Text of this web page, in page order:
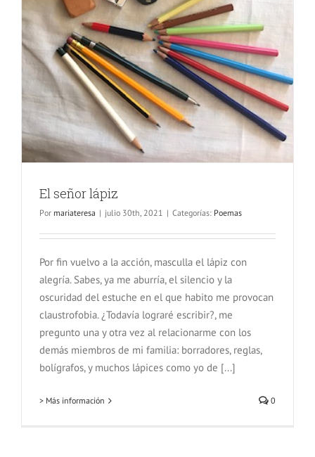
El señor lápiz
Por mariateresa | julio 30th, 2021 | Categorías: Poemas
Por fin vuelvo a la acción, masculla el lápiz con
alegría. Sabes, ya me aburría, el silencio y la
oscuridad del estuche en el que habito me provocan
claustrofobia. ¿Todavía lograré escribir?, me
pregunto una y otra vez al relacionarme con los
demás miembros de mi familia: borradores, reglas,
bolígrafos, y muchos lápices como yo de [...]
> Más información 0